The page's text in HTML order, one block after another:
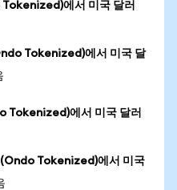
Tokenized)에서 미국 달러
Tokenized)에서 미국 달
Tokenized)에서 미국 달러
Tokenized)에서 미국